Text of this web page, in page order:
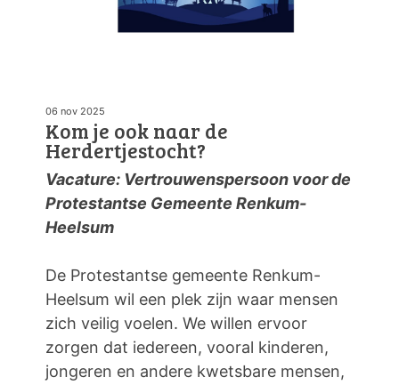
06 nov 2025
Kom je ook naar de
Herdertjestocht?
Vacature: Vertrouwenspersoon voor de
Protestantse Gemeente Renkum-
Heelsum
De Protestantse gemeente Renkum-
Heelsum wil een plek zijn waar mensen
zich veilig voelen. We willen ervoor
zorgen dat iedereen, vooral kinderen,
jongeren en andere kwetsbare mensen,